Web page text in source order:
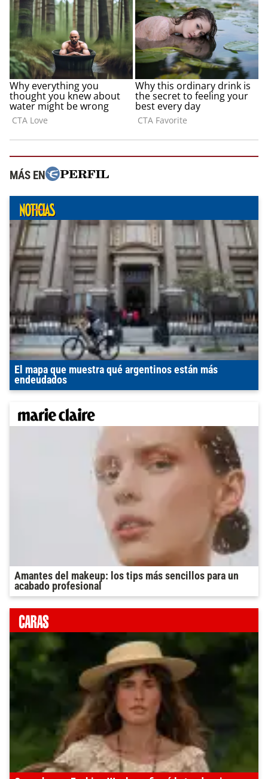
MÁS EN
El mapa que muestra qué argentinos están más
endeudados
Amantes del makeup: los tips más sencillos para un
acabado profesional